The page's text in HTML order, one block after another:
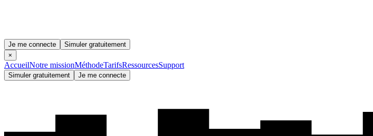
Je me connecte
Simuler gratuitement
×
AccueilNotre missionMéthodeTarifsRessourcesSupport
Simuler gratuitement Je me connecte